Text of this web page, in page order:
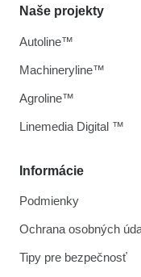
Informácie
Podmienky
Ochrana osobných
Tipy pre bezpečnosť
Naše projekty
Autoline™
Machineryline™
Agroline™
Linemedia Digital ™